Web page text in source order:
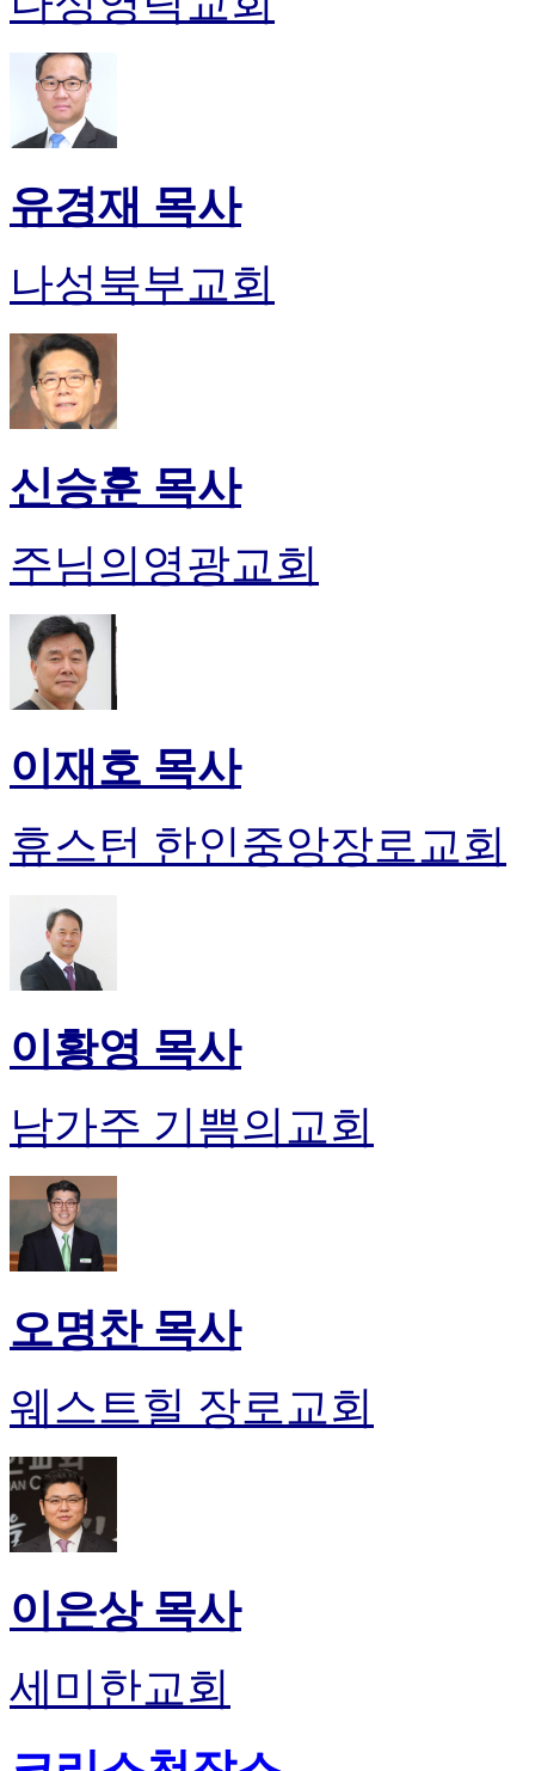
유경재 목사
나성북부교회
신승훈 목사
주님의영광교회
이재호 목사
휴스턴 한인중앙장로교회
이황영 목사
남가주 기쁨의교회
오명찬 목사
웨스트힐 장로교회
이은상 목사
세미한교회